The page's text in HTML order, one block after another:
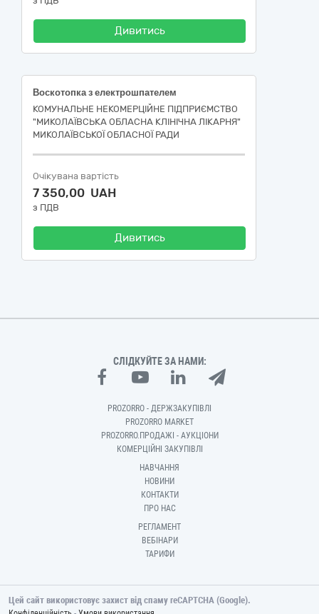
Дивитись
Воскотопка з електрошпателем
КОМУНАЛЬНЕ НЕКОМЕРЦІЙНЕ ПІДПРИЄМСТВО
"МИКОЛАЇВСЬКА ОБЛАСНА КЛІНІЧНА ЛІКАРНЯ"
МИКОЛАЇВСЬКОЇ ОБЛАСНОЇ РАДИ
Очікувана вартість
7 350,00 UAH
з ПДВ
Дивитись
СЛІДКУЙТЕ ЗА НАМИ:
PROZORRO - ДЕРЖЗАКУПІВЛІ
PROZORRO MARKET
PROZORRO.ПРОДАЖІ - АУКЦІОНИ
КОМЕРЦІЙНІ ЗАКУПІВЛІ
НАВЧАННЯ
НОВИНИ
КОНТАКТИ
ПРО НАС
РЕГЛАМЕНТ
ВЕБІНАРИ
ТАРИФИ
Цей сайт використовує захист від спаму reCAPTCHA (Google).